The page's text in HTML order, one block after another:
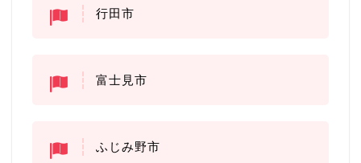
行田市
富士見市
ふじみ野市